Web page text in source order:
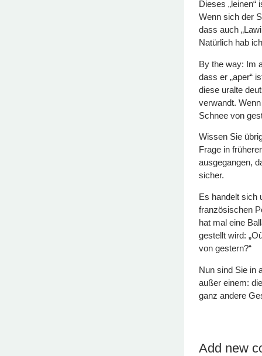
Dieses „leinen“
Wenn sich der
dass auch
Natürlich hab
By the way: Im
dass er „aper“
diese uralte
verwandt.
Schnee von
Wissen Sie
Frage in
ausgegangen,
sicher.
Es handelt sich
französischen
hat mal eine
gestellt wird:
von gestern?“
Nun sind Sie in
außer einem:
ganz andere
Add new